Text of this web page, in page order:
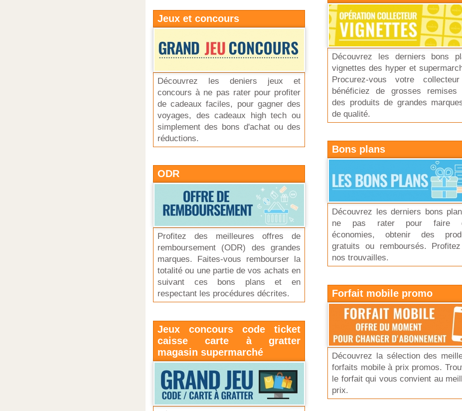
Jeux et concours
Découvrez les deniers jeux et
concours à ne pas rater pour profiter
de cadeaux faciles, pour gagner des
voyages, des cadeaux high tech ou
simplement des bons d'achat ou des
réductions.
ODR
Profitez des meilleures offres de
remboursement (ODR) des grandes
marques. Faites-vous rembourser la
totalité ou une partie de vos achats en
suivant ces bons plans et en
respectant les procédures décrites.
Jeux concours code ticket
caisse carte à gratter
magasin supermarché
Découvrez les derniers bons
vignettes des hyper et
Procurez-vous votre
bénéficiez de grosses remises
des produits de grandes
de qualité.
Bons plans
Découvrez les derniers bons
ne pas rater pour faire
économies, obtenir des
gratuits ou remboursés.
nos trouvailles.
Forfait mobile promo
Découvrez la sélection des
forfaits mobile à prix promos.
le forfait qui vous convient au
prix.